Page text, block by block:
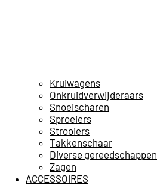
Kruiwagens
Onkruidverwijderaars
Snoeischaren
Sproeiers
Strooiers
Takkenschaar
Diverse gereedschappen
Zagen
ACCESSOIRES